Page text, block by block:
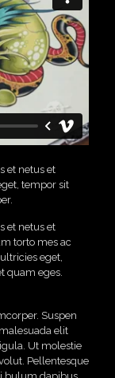
et netus et
tempor sit
et netus et
torto mes ac
eget,
quam eges.
Suspen
elit
Ut molestie
Pellentesque